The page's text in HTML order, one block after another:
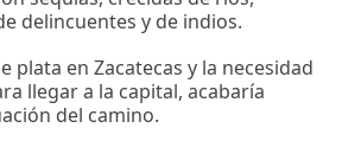
delincuentes y de indios.
plata en Zacatecas y la necesidad
llegar a la capital, acabaría
del camino.